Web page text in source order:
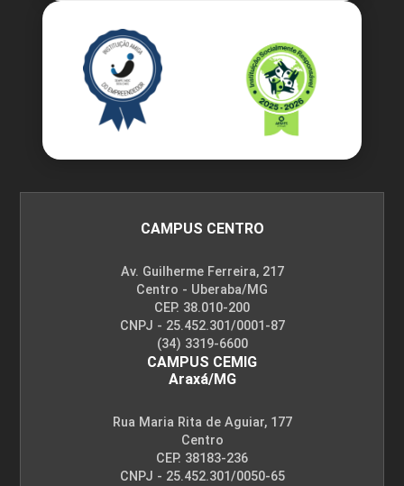
CAMPUS CENTRO
Av. Guilherme Ferreira, 217
Centro - Uberaba/MG
CEP. 38.010-200
CNPJ - 25.452.301/0001-87
(34) 3319-6600
CAMPUS CEMIG
Araxá/MG
Rua Maria Rita de Aguiar, 177
Centro
CEP. 38183-236
CNPJ - 25.452.301/0050-65